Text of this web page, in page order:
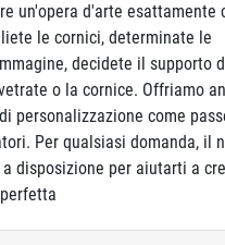
un'opera d'arte esattamente
le cornici, determinate le
decidete il supporto
o la cornice. Offriamo
personalizzazione come
Per qualsiasi domanda, il
disposizione per aiutarti a